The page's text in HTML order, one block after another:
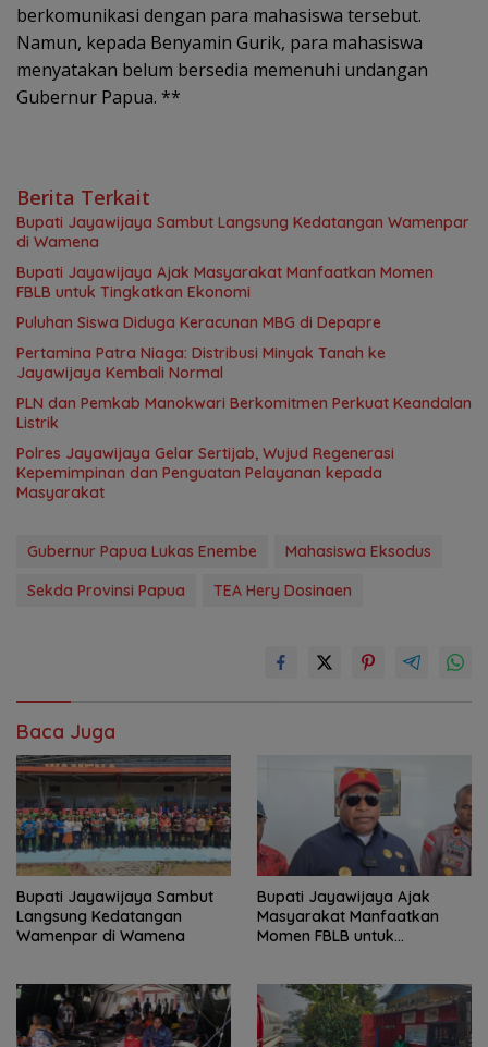
berkomunikasi dengan para mahasiswa tersebut.
Namun, kepada Benyamin Gurik, para mahasiswa
menyatakan belum bersedia memenuhi undangan
Gubernur Papua. **
Berita Terkait
Bupati Jayawijaya Sambut Langsung Kedatangan Wamenpar
di Wamena
Bupati Jayawijaya Ajak Masyarakat Manfaatkan Momen
FBLB untuk Tingkatkan Ekonomi
Puluhan Siswa Diduga Keracunan MBG di Depapre
Pertamina Patra Niaga: Distribusi Minyak Tanah ke
Jayawijaya Kembali Normal
PLN dan Pemkab Manokwari Berkomitmen Perkuat Keandalan
Listrik
Polres Jayawijaya Gelar Sertijab, Wujud Regenerasi
Kepemimpinan dan Penguatan Pelayanan kepada
Masyarakat
Gubernur Papua Lukas Enembe
Mahasiswa Eksodus
Sekda Provinsi Papua
TEA Hery Dosinaen
Baca Juga
Bupati Jayawijaya Sambut
Langsung Kedatangan
Wamenpar di Wamena
Bupati Jayawijaya Ajak
Masyarakat Manfaatkan
Momen FBLB untuk